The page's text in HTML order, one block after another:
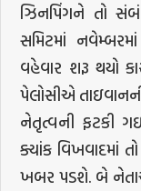
ઝિનપિંગને તો
સમિટમાં
વહેવાર શરૂ થયો
પેલોસીએ
નેતૃત્વની ફટકી
ક્યાંક વિખવાદમાં
ખબર પડશે. બે